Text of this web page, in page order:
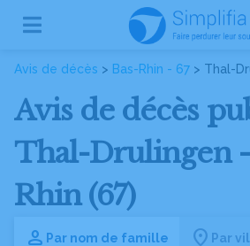
Avis de décès > Bas-Rhin - 67 > Thal-
Avis de décès
Thal-Drulingen
Rhin (67)
Par nom de famille Par